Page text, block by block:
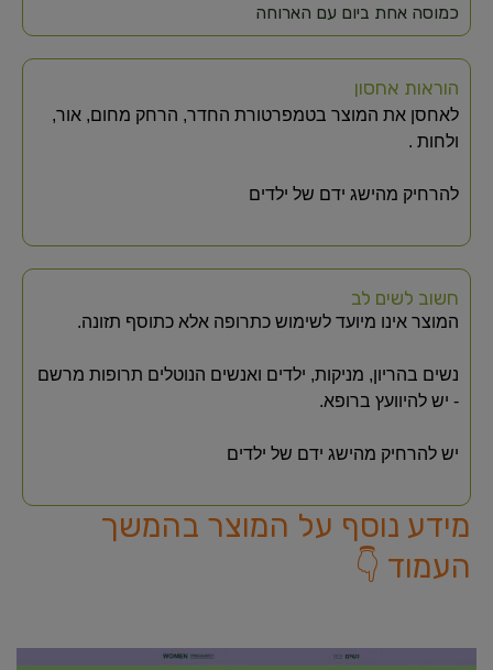
כמוסה אחת ביום עם הארוחה
הוראות אחסון
לאחסן את המוצר בטמפרטורת החדר, הרחק מחום, אור,
ולחות .
להרחיק מהישג ידם של ילדים
חשוב לשים לב
המוצר אינו מיועד לשימוש כתרופה אלא כתוסף תזונה.
נשים בהריון, מניקות, ילדים ואנשים הנוטלים תרופות מרשם
- יש להיוועץ ברופא.
יש להרחיק מהישג ידם של ילדים
מידע נוסף על המוצר בהמשך
העמוד 👇